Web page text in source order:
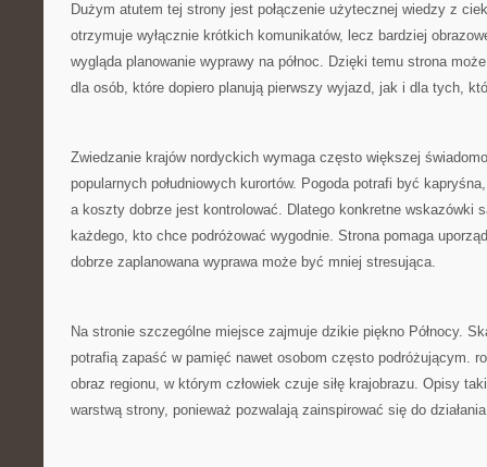
Dużym atutem tej strony jest połączenie użytecznej wiedzy z
otrzymuje wyłącznie krótkich komunikatów, lecz bardziej
wygląda planowanie wyprawy na północ. Dzięki temu strona
dla osób, które dopiero planują pierwszy wyjazd, jak i dla tych,
Zwiedzanie krajów nordyckich wymaga często większej
popularnych południowych kurortów. Pogoda potrafi być
a koszty dobrze jest kontrolować. Dlatego konkretne wskazówki
każdego, kto chce podróżować wygodnie. Strona pomaga
dobrze zaplanowana wyprawa może być mniej stresująca.
Na stronie szczególne miejsce zajmuje dzikie piękno Północy.
potrafią zapaść w pamięć nawet osobom często podróżującym.
obraz regionu, w którym człowiek czuje siłę krajobrazu. Opisy
warstwą strony, ponieważ pozwalają zainspirować się do